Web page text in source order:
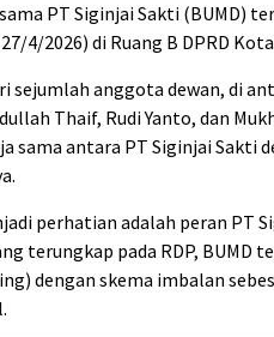
PT Siginjai Sakti (BUMD)
4/2026) di Ruang B DPRD Kota
sejumlah anggota dewan, di
Thaif, Rudi Yanto, dan
sama antara PT Siginjai Sakti
perhatian adalah peran PT
terungkap pada RDP, BUMD
dengan skema imbalan